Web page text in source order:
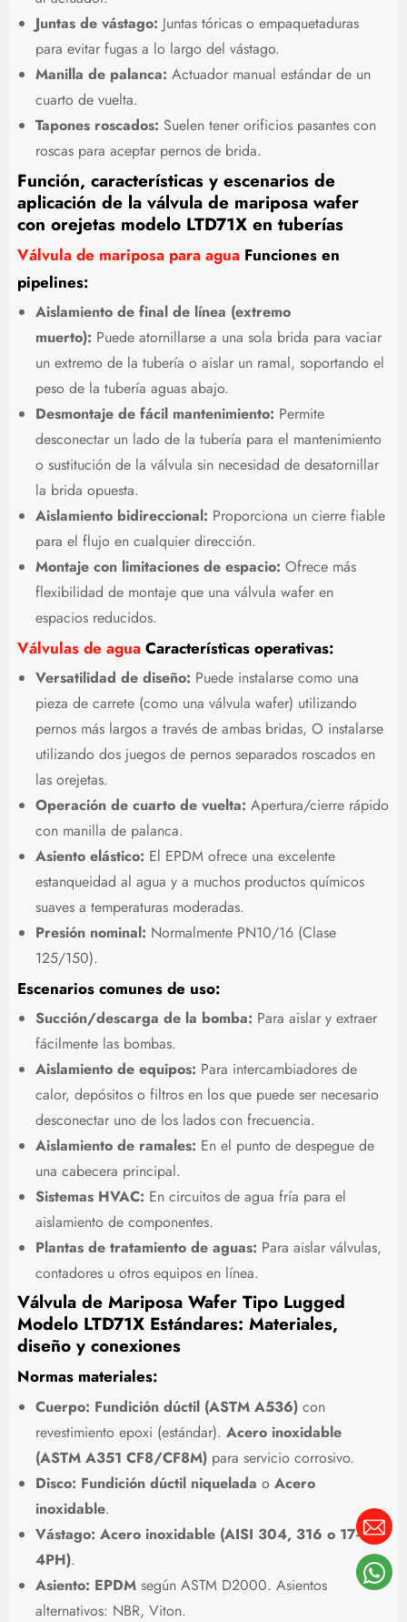
Juntas de vástago: Juntas tóricas o empaquetaduras
para evitar fugas a lo largo del vástago.
Manilla de palanca: Actuador manual estándar de un
cuarto de vuelta.
Tapones roscados: Suelen tener orificios pasantes con
roscas para aceptar pernos de brida.
Función, características y escenarios de
aplicación de la válvula de mariposa wafer
con orejetas modelo LTD71X en tuberías
Válvula de mariposa para aguaFunciones en
pipelines:
Aislamiento de final de línea (extremo
muerto): Puede atornillarse a una sola brida para vaciar
un extremo de la tubería o aislar un ramal, soportando el
peso de la tubería aguas abajo.
Desmontaje de fácil mantenimiento: Permite
desconectar un lado de la tubería para el mantenimiento
o sustitución de la válvula sin necesidad de desatornillar
la brida opuesta.
Aislamiento bidireccional: Proporciona un cierre fiable
para el flujo en cualquier dirección.
Montaje con limitaciones de espacio: Ofrece más
flexibilidad de montaje que una válvula wafer en
espacios reducidos.
Válvulas de aguaCaracterísticas operativas:
Versatilidad de diseño: Puede instalarse como una
pieza de carrete (como una válvula wafer) utilizando
pernos más largos a través de ambas bridas, O instalarse
utilizando dos juegos de pernos separados roscados en
las orejetas.
Operación de cuarto de vuelta: Apertura/cierre rápido
con manilla de palanca.
Asiento elástico: El EPDM ofrece una excelente
estanqueidad al agua y a muchos productos químicos
suaves a temperaturas moderadas.
Presión nominal: Normalmente PN10/16 (Clase
125/150).
Escenarios comunes de uso:
Succión/descarga de la bomba: Para aislar y extraer
fácilmente las bombas.
Aislamiento de equipos: Para intercambiadores de
calor, depósitos o filtros en los que puede ser necesario
desconectar uno de los lados con frecuencia.
Aislamiento de ramales: En el punto de despegue de
una cabecera principal.
Sistemas HVAC: En circuitos de agua fría para el
aislamiento de componentes.
Plantas de tratamiento de aguas: Para aislar válvulas,
contadores u otros equipos en línea.
Válvula de Mariposa Wafer Tipo Lugged
Modelo LTD71X Estándares: Materiales,
diseño y conexiones
Normas materiales:
Cuerpo: Fundición dúctil (ASTM A536)con
revestimiento epoxi (estándar). Acero inoxidable
(ASTM A351 CF8/CF8M)para servicio corrosivo.
Disco: Fundición dúctil niquelada o Acero
inoxidable.
Vástago: Acero inoxidable (AISI 304, 316 o 17-
4PH).
Asiento: EPDMsegún ASTM D2000. Asientos
alternativos: NBR, Viton.